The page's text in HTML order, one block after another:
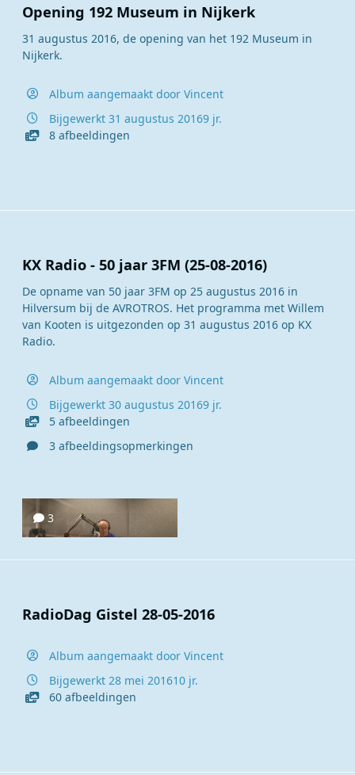
Opening 192 Museum in Nijkerk
31 augustus 2016, de opening van het 192 Museum in
Nijkerk.
Album aangemaakt door Vincent
Bijgewerkt 31 augustus 20169 jr.
8 afbeeldingen
KX Radio - 50 jaar 3FM (25-08-2016)
De opname van 50 jaar 3FM op 25 augustus 2016 in
Hilversum bij de AVROTROS. Het programma met Willem
van Kooten is uitgezonden op 31 augustus 2016 op KX
Radio.
Album aangemaakt door Vincent
Bijgewerkt 30 augustus 20169 jr.
5 afbeeldingen
3 afbeeldingsopmerkingen
3
RadioDag Gistel 28-05-2016
Album aangemaakt door Vincent
Bijgewerkt 28 mei 201610 jr.
60 afbeeldingen